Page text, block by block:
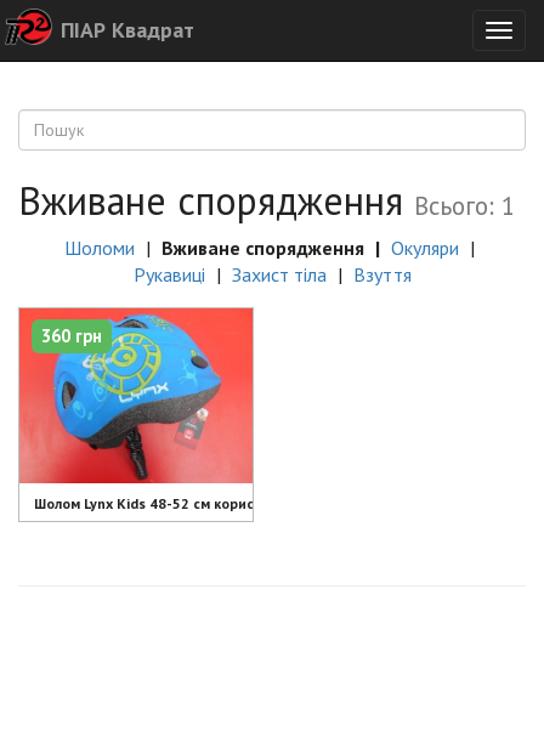
ПІАР Квадрат
Вживане спорядження Всього: 1
Шоломи Вживане спорядження
Окуляри
Рукавиці
Захист тіла Взуття
Шолом Lynx Kids 48-52 см користований для 1-4 роки - 360 грн
360 грн